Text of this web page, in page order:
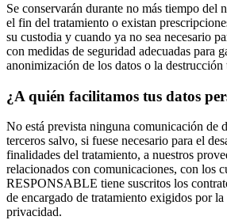
Se conservarán durante no más tiempo del
el fin del tratamiento o existan
su custodia y cuando ya no sea necesario
con medidas de seguridad adecuadas para
anonimización de los datos o la destrucción
¿A quién facilitamos tus datos
No está prevista ninguna comunicación de
terceros salvo, si fuese necesario para el
finalidades del tratamiento, a nuestros
relacionados con comunicaciones, con los
RESPONSABLE tiene suscritos los
de encargado de tratamiento exigidos por
privacidad.